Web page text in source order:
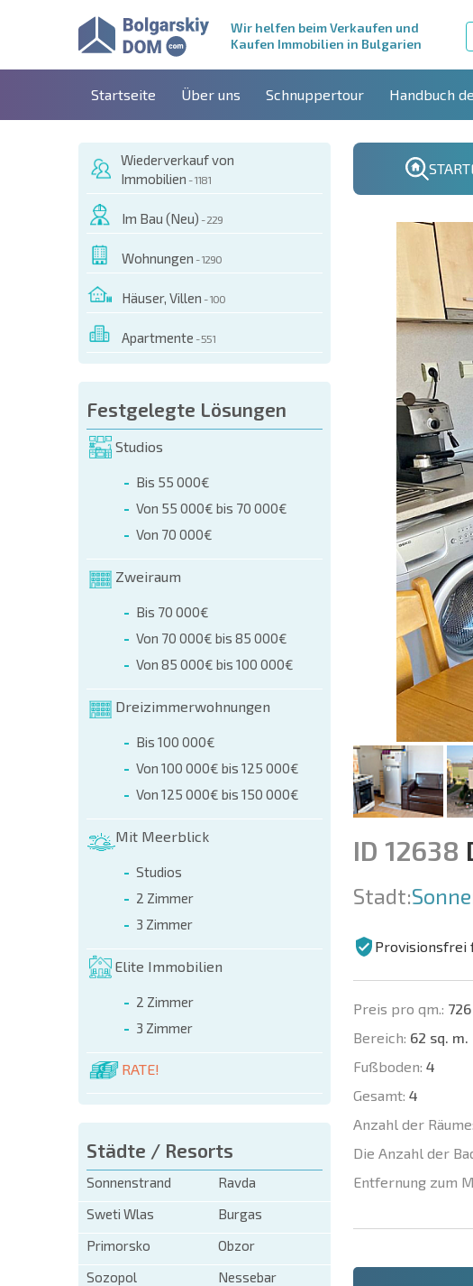
Wir helfen beim Verkaufen und
Kaufen Immobilien in Bulgarien
Startseite Über uns Schnuppertour Handbuch
Wiederverkauf von
Immobilien - 1181
Im Bau (Neu) - 229
Wohnungen - 1290
Häuser, Villen - 100
Apartmente - 551
Festgelegte Lösungen
Studios
Bis 55 000€
Von 55 000€ bis 70 000€
Von 70 000€
Zweiraum
Bis 70 000€
Von 70 000€ bis 85 000€
Von 85 000€ bis 100 000€
Dreizimmerwohnungen
Bis 100 000€
Von 100 000€ bis 125 000€
Von 125 000€ bis 150 000€
Mit Meerblick
Studios
2 Zimmer
3 Zimmer
Elite Immobilien
2 Zimmer
3 Zimmer
RATE!
Städte / Resorts
Sonnenstrand
Ravda
Sweti Wlas
Burgas
Primorsko
Obzor
Sozopol
Nessebar
OBJEKT BESTELLEN
(name, E-mail, phone)
+359 8 9797 99 03
ID 12638
Stadt:
Provisionsfrei
Preis pro qm.:
Bereich: 62 sq. m.
Fußboden: 4
Gesamt: 4
Anzahl der Räume:
Die Anzahl der
Entfernung zum